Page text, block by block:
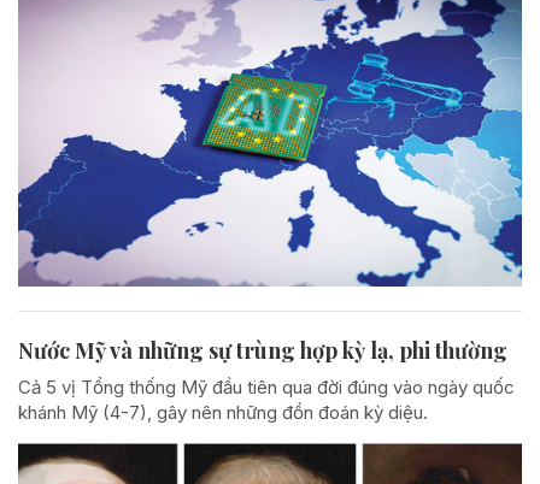
Nước Mỹ và những sự trùng hợp kỳ lạ, phi thường
Cả 5 vị Tổng thống Mỹ đầu tiên qua đời đúng vào ngày quốc
khánh Mỹ (4-7), gây nên những đồn đoán kỳ diệu.